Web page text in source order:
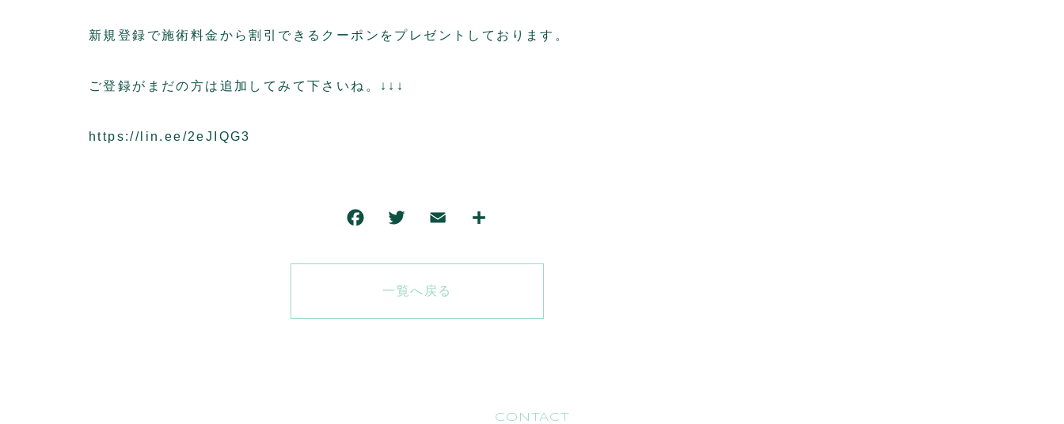
新規登録で施術料金から割引できるクーポンをプレゼントしております。
ご登録がまだの方は追加してみて下さいね。↓↓↓
https://lin.ee/2eJIQG3
一覧へ戻る
CONTACT